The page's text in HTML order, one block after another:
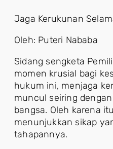
Jaga Kerukunan
Oleh: Puteri Nababa
Sidang sengketa
momen krusial bagi
hukum ini, menjaga
muncul seiring
bangsa. Oleh karena
menunjukkan sikap
tahapannya.